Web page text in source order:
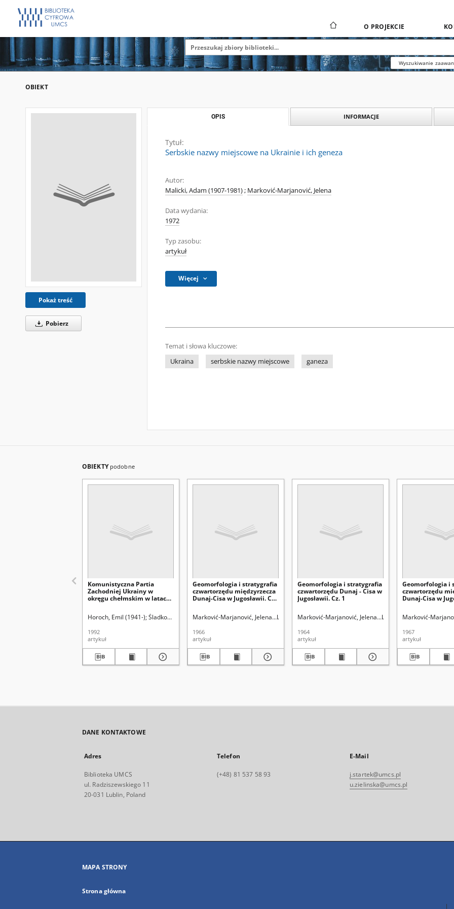
O PROJEKCIE
Wyszukiwanie
OBIEKT
Pokaż treść
Pobierz
OPIS INFORMACJE
Tytuł:
Serbskie nazwy miejscowe na Ukrainie i ich geneza
Autor:
Malicki, Adam (1907-1981); Marković-Marjanović, Jelena
Data wydania:
1972
Typ zasobu:
artykuł
Więcej
Temat i słowa kluczowe:
Ukraina
serbskie nazwy miejscowe ganeza
OBIEKTY podobne
Komunistyczna Partia
Zachodniej Ukrainy w
okręgu chełmskim w latach
Horoch, Emil (1941-) Śladkowski, Wiesław (1935-). Red.
1992
artykuł
Geomorfologia i stratygrafia
czwartorzędu międzyrzecza
Dunaj-Cisa w Jugosławii. Cz.
Marković-Marjanović, Jelena. Uniwersytet Marii Curie-Skłodowskiej (Lublin)
1966
artykuł
Geomorfologia i stratygrafia
czwartorzędu Dunaj - Cisa w
Jugosławii. Cz. 1
Marković-Marjanović, Jelena. Uniwersytet Marii Curie-
1964
artykuł
Geomorfologia i
czwartorzędu
Dunaj-Cisa w
Marković-
1967
artykuł
DANE KONTAKTOWE
Adres
Biblioteka UMCS
ul. Radziszewskiego 11
20-031 Lublin, Poland
Telefon
(+48) 81 537 58 93
E-Mail
j.startek@umcs.pl
u.zielinska@umcs.pl
MAPA STRONY
Strona główna